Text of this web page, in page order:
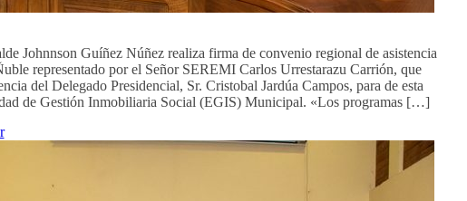
Johnnson Guíñez Núñez realiza firma de convenio regional de asistencia
representado por el Señor SEREMI Carlos Urrestarazu Carrión, que
del Delegado Presidencial, Sr. Cristobal Jardúa Campos, para de esta
de Gestión Inmobiliaria Social (EGIS) Municipal. «Los programas […]